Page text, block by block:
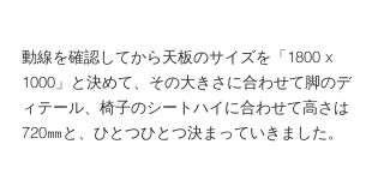
動線を確認してから天板のサイズを「1800 x
1000」と決めて、その大きさに合わせて脚のデ
ィテール、椅子のシートハイに合わせて高さは
720㎜と、ひとつひとつ決まっていきました。